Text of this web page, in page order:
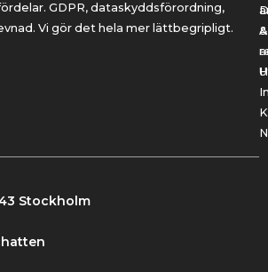
GDPR, dataskyddsförordning,
Vi gör det hela mer lättbegripligt.
&
Stockholm